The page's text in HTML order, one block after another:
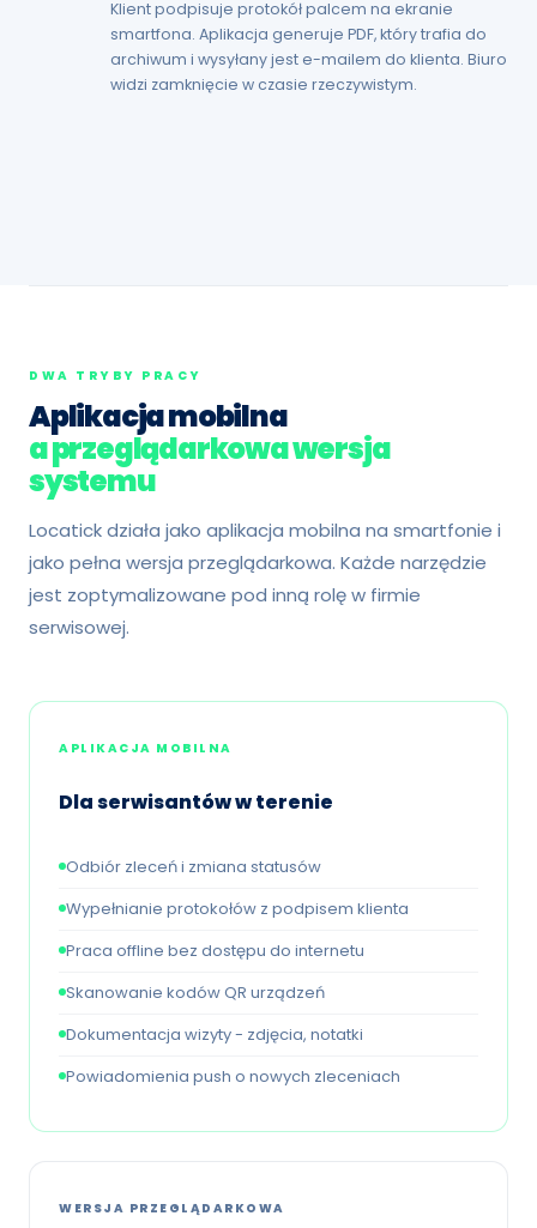
Klient podpisuje protokół palcem na ekranie
smartfona. Aplikacja generuje PDF, który trafia do
archiwum i wysyłany jest e-mailem do klienta. Biuro
widzi zamknięcie w czasie rzeczywistym.
DWA TRYBY PRACY
Aplikacja mobilna
a przeglądarkowa wersja
systemu
Locatick działa jako aplikacja mobilna na smartfonie i
jako pełna wersja przeglądarkowa. Każde narzędzie
jest zoptymalizowane pod inną rolę w firmie
serwisowej.
APLIKACJA MOBILNA
Dla serwisantów w terenie
Odbiór zleceń i zmiana statusów
Wypełnianie protokołów z podpisem klienta
Praca offline bez dostępu do internetu
Skanowanie kodów QR urządzeń
Dokumentacja wizyty - zdjęcia, notatki
Powiadomienia push o nowych zleceniach
WERSJA PRZEGLĄDARKOWA